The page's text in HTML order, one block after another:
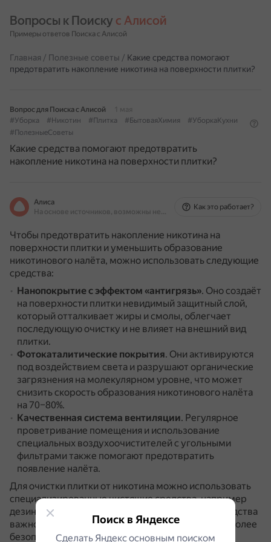
Вопросы к Поиску с Алисой
Примеры ответов Поиска с Алисой
Главная / Полезные советы / Какие средства помогают
предотвратить накопление никотина на поверхности плитки?
Вопрос для Поиска с Алисой
1 мая
#Уборка
#Никотин #Плитка #БытоваяХимия
#УборкаКухни
#ПолезныеСоветы
Какие средства помогают предотвратить
накопление никотина на поверхности плитки?
Алиса
На основе источников, возможны неточности
Как это работает?
Чтобы предотвратить накопление никотина на
поверхности плитки и уменьшить образование
никотинового налёта, можно использовать следующие
средства:
Нанопокрытие с эффектом «антигрязь». Оно создаёт
на поверхности плитки невидимый защитный слой,
который отталкивает жиры и смолы, облегчает
последующую очистку и не влияет на внешний вид
плитки.
Фотокаталитические покрытия. Они активируются
под воздействием света и разрушают органические
загрязнения на молекулярном уровне, что может
снизить скорость образования никотинового налёта
на 70–80%.
Качественная система вентиляции. Регулярное
проветривание помещения и использование
специальных воздухоочистителей с угольными
фильтрами также помогают предотвратить
появление налёта.
Для очистки плитки от никотина можно использовать
специализированные чистящие средства, например
дезинфицирующие спреи и гели.
При выборе средства
важно обращать внимание на состав и выбирать более
безопасные и экологически чистые варианты.
Поиск в Яндексе
Сделать Яндекс основным поиском